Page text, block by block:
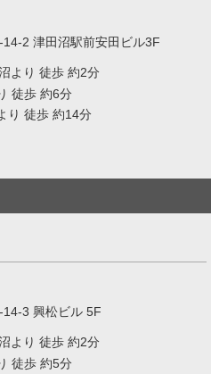
2 津田沼駅前安田ビル3F
より 徒歩 約2分
徒歩 約6分
り 徒歩 約14分
3 興松ビル 5F
より 徒歩 約2分
徒歩 約5分